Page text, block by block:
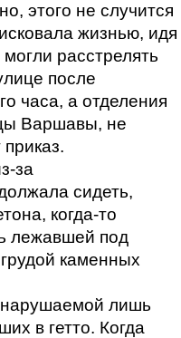
этого не случится
жизнью, идя
расстрелять
после
часа, а отделения
Варшавы, не
за
сидеть,
когда-то
лежавшей под
каменных
лишь
в гетто. Когда